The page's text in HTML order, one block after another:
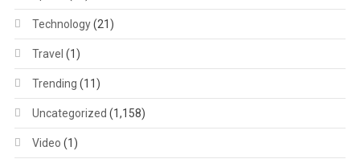
Technology(21)
Travel (1)
Trending (11)
Uncategorized (1,158)
Video (1)